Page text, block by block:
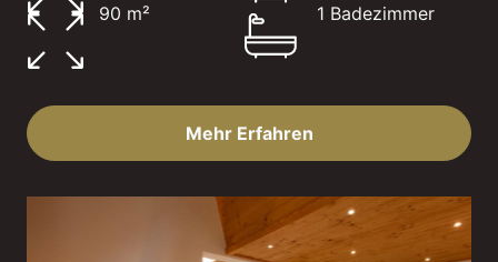
90 m² 1 Badezimmer
Mehr Erfahren